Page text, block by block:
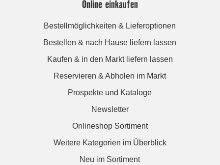
Online einkaufen
Bestellmöglichkeiten & Lieferoptionen
Bestellen & nach Hause liefern lassen
Kaufen & in den Markt liefern lassen
Reservieren & Abholen im Markt
Prospekte und Kataloge
Newsletter
Onlineshop Sortiment
Weitere Kategorien im Überblick
Neu im Sortiment